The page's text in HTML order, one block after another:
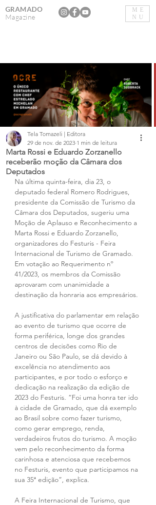
ME
NU
GRAMADO
Magazine
Marta Rossi e Eduardo Zorzanello
receberão moção da Câmara dos
Deputados
Tela Tomazeli | Editora
29 de nov. de 2023 1 min de leitura
Na última quinta-feira, dia 23, o
deputado federal Romero Rodrigues,
presidente da Comissão de Turismo da
Câmara dos Deputados, sugeriu uma
Moção de Aplauso e Reconhecimento a
Marta Rossi e Eduardo Zorzanello,
organizadores do Festuris - Feira
Internacional de Turismo de Gramado.
Em votação ao Requerimento nº
41/2023, os membros da Comissão
aprovaram com unanimidade a
destinação da honraria aos empresários.
A justificativa do parlamentar em relação
ao evento de turismo que ocorre de
forma periférica, longe dos grandes
centros de decisões como Rio de
Janeiro ou São Paulo, se dá devido à
excelência no atendimento aos
participantes, e por todo o esforço e
dedicação na realização da edição de
2023 do Festuris. “Foi uma honra ter ido
à cidade de Gramado, que dá exemplo
ao Brasil sobre como fazer turismo,
como gerar emprego, renda,
verdadeiros frutos do turismo. A moção
vem pelo reconhecimento da forma
carinhosa e atenciosa que recebemos
no Festuris, evento que participamos na
sua 35ª edição”, explica.
A Feira Internacional de Turismo, que